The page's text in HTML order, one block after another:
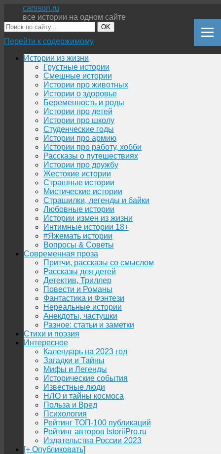
carsson.ru
все истории на одном сайте
OK
Перейти к содержимому
Истории из жизни
Грустные истории
Смешные истории
Истории про животных
Истории о здоровье
Беременность и роды
Истории про детей
Истории про школу
Студенческие годы
Истории про армию
Истории про работу, хобби
Рассказы о путешествиях
Истории про дружбу
Жестокие истории
Страшные истории
Мистические истории
Страшилки, легенды и байки
Любовные истории
Истории измен из жизни
Интимные истории 18+
#Яжемать истории
Вопросы & Советы
Современная проза
Притчи, рассказы со смыслом
Рассказы для детей
Детектив, Триллер
Повести и Романы
Фантастика и Фэнтези
Нереальные истории
Анекдоты, частушки
Разное: статьи и заметки
Стихи и поэзия
Интересное
Календарь на 2023 год
Загадки и Тайны
Мифы и Легенды
Исторические события
Известные люди
НЛО и тайны космоса
Польза и Вред
Психология
Рейтинг ТОП-100 публикаций
Рейтинг авторов IstoriiPro.ru
Издательства России 2023
[+ Опубликовать]